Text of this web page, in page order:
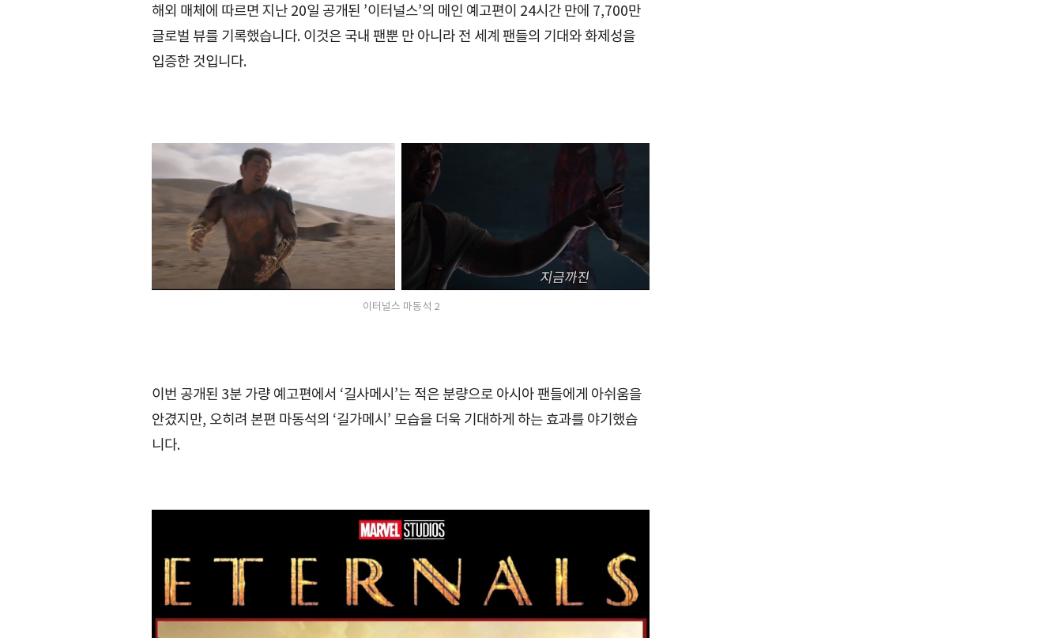
해외 매체에 따르면 지난 20일 공개된 ’이터널스’의 메인 예고편이 24시간 만에 7,700만
글로벌 뷰를 기록했습니다. 이것은 국내 팬뿐 만 아니라 전 세계 팬들의 기대와 화제성을
입증한 것입니다.
이터널스 마동석 2
이번 공개된 3분 가량 예고편에서 ‘길사메시’는 적은 분량으로 아시아 팬들에게 아쉬움을
안겼지만, 오히려 본편 마동석의 ‘길가메시’ 모습을 더욱 기대하게 하는 효과를 야기했습
니다.